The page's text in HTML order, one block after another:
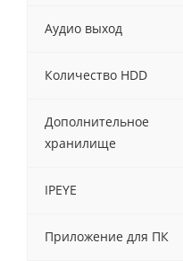
Аудио выход
Количество HDD
Дополнительное
хранилище
IPEYE
Приложение для ПК